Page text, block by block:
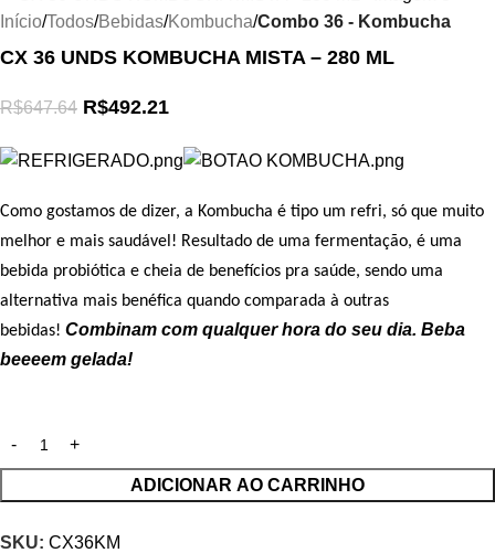
Início Todos Bebidas Kombucha Combo 36 - Kombucha
CX 36 UNDS KOMBUCHA MISTA – 280 ML
R$647.64 R$492.21
Como gostamos de dizer, a Kombucha é tipo um refri, só que muito
melhor e mais saudável! Resultado de uma fermentação, é uma
bebida probiótica e cheia de benefícios pra saúde, sendo uma
alternativa mais benéfica quando comparada à outras
bebidas! Combinam com qualquer hora do seu dia. Beba
beeeem gelada!
ADICIONAR AO CARRINHO
SKU: CX36KM